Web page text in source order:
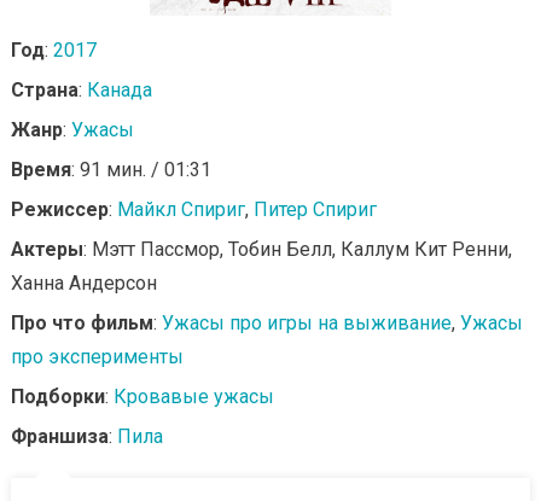
Год: 2017
Страна: Канада
Жанр: Ужасы
Время: 91 мин. / 01:31
Режиссер: Майкл Спириг, Питер Спириг
Актеры: Мэтт Пассмор, Тобин Белл, Каллум Кит Ренни,
Ханна Андерсон
Про что фильм: Ужасы про игры на выживание, Ужасы
про эксперименты
Подборки: Кровавые ужасы
Франшиза: Пила